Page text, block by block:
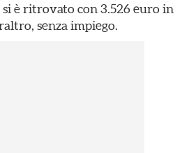
si è ritrovato con 3.526 euro in
senza impiego.